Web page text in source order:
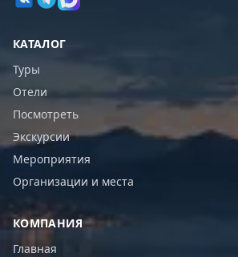
КАТАЛОГ
Туры
Отели
Посмотреть
Экскурсии
Мероприятия
Организации и места
КОМПАНИЯ
Главная